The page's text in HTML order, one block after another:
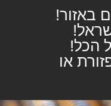
באזור!
הכל!
או